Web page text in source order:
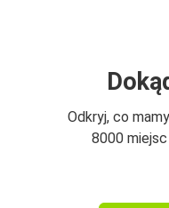
Odkryj, co
8000